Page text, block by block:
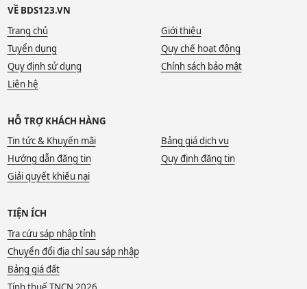
VỀ BDS123.VN
Trang chủ
Giới thiệu
Tuyển dụng
Quy chế hoạt động
Quy định sử dụng
Chính sách bảo mật
Liên hệ
HỖ TRỢ KHÁCH HÀNG
Tin tức & Khuyến mãi
Bảng giá dịch vụ
Hướng dẫn đăng tin
Quy định đăng tin
Giải quyết khiếu nại
TIỆN ÍCH
Tra cứu sáp nhập tỉnh
Chuyển đổi địa chỉ sau sáp nhập
Bảng giá đất